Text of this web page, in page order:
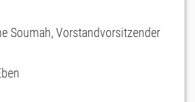
Soumah, Vorstandvorsitzender